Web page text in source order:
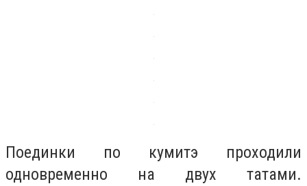
Поединки по кумитэ проходили
одновременно на двух татами.